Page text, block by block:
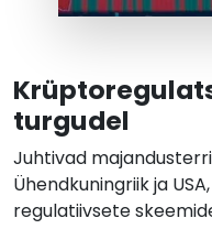
turgudel
Juhtivad
Ühendkuningriik ja
regulatiivsete